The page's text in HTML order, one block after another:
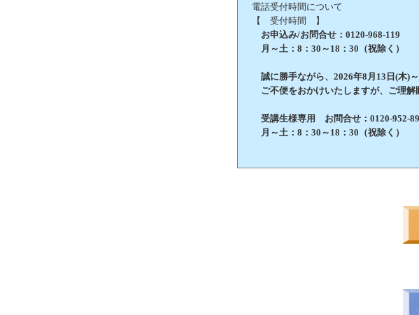
電話受付時間について
【 受付時間 】
お申込み/お問合せ：0120-968-119
月～土：8：30～18：30（祝除く）
誠に勝手ながら、2026年8月13日(木)
ご不便をおかけいたしますが、ご理解
受講生様専用 お問合せ：0120-952-
月～土：8：30～18：30（祝除く）